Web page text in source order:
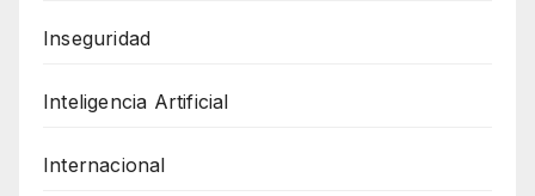
Inseguridad
Inteligencia Artificial
Internacional